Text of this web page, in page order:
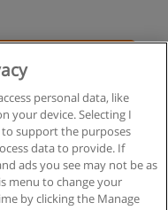
personal data, like
your device. Selecting I
to support the purposes
data to provide. If
ads you see may not be as
menu to change your
by clicking the Manage